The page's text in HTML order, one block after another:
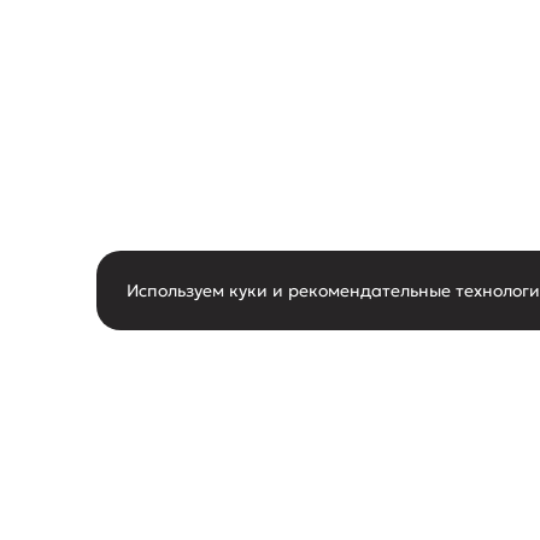
Используем куки и рекомендательные